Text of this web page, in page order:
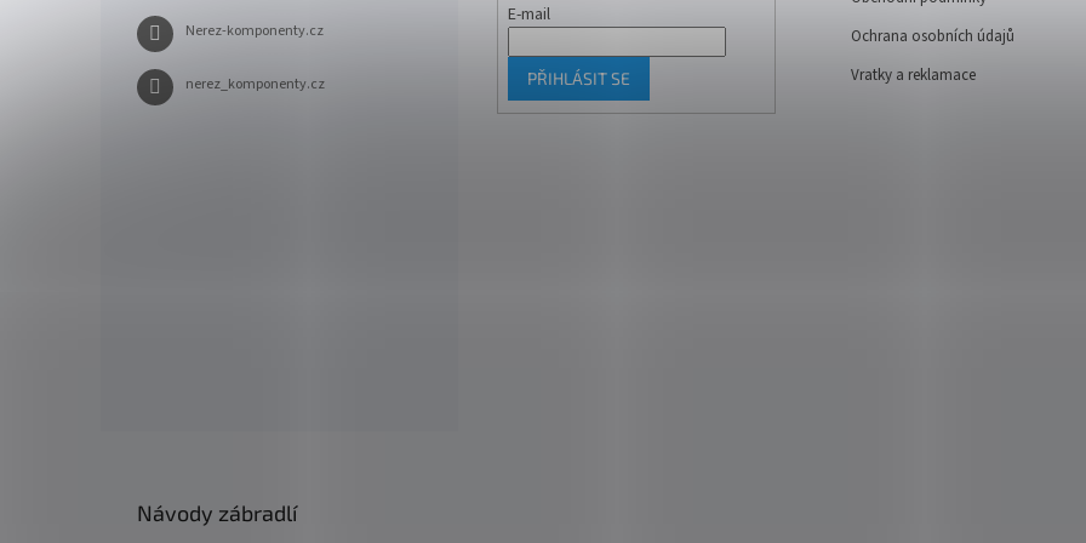
Nerez-komponenty.cz
nerez_komponenty.cz
E-mail
PŘIHLÁSIT SE
Ochrana osobních údajů
Vratky a reklamace
Návody zábradlí